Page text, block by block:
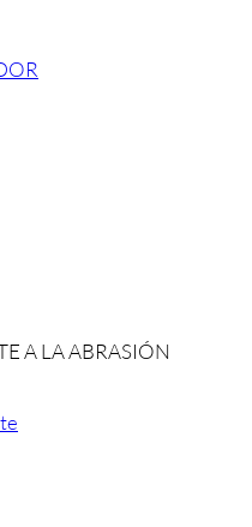
A LA ABRASIÓN